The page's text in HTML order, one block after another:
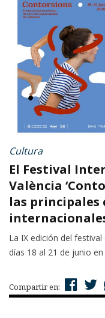
Cultura
El Festival
València
las principales
La IX edición del
días 18 al 21 de junio
Compartir en: